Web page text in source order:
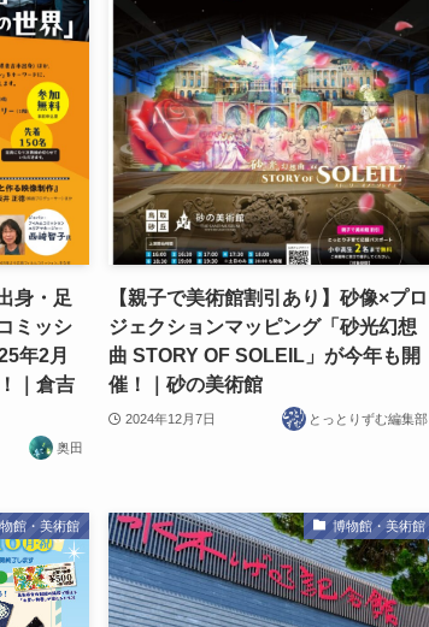
身・足
ミッシ
年2月
｜倉吉
奥田
【親子で美術館割引あり】砂像×プロ
ジェクションマッピング「砂光幻想
曲 STORY OF SOLEIL」が今年も開
催！｜砂の美術館
2024年12月7日 とっとりずむ編集部
館・美術館 博物館・美術館